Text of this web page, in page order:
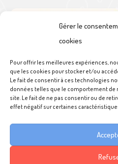
Gérer le
cookies
Pour offrir les meilleures expériences,
que les cookies pour stocker et/ou
Le fait de consentir à ces technologies
données telles que le comportement de
site. Le fait de ne pas consentir ou de
effet négatif sur certaines